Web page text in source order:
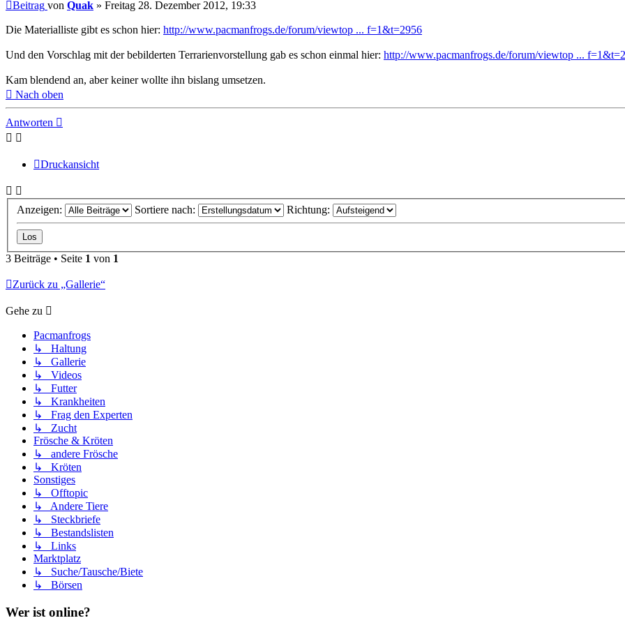
Beitrag von Quak » Freitag 28. Dezember 2012, 19:33
Die Materialliste gibt es schon hier: http://www.pacmanfrogs.de/forum/viewtop ... f=1&t=2956
Und den Vorschlag mit der bebilderten Terrarienvorstellung gab es schon einmal hier: http://www.pacmanfrogs.de/forum/viewtop ...
Kam blendend an, aber keiner wollte ihn bislang umsetzen.
Nach oben
Antworten
Druckansicht
Anzeigen: Sortiere nach: Richtung:
3 Beiträge • Seite 1 von 1
Zurück zu „Gallerie“
Gehe zu
Pacmanfrogs
↳ Haltung
↳ Gallerie
↳ Videos
↳ Futter
↳ Krankheiten
↳ Frag den Experten
↳ Zucht
Frösche & Kröten
↳ andere Frösche
↳ Kröten
Sonstiges
↳ Offtopic
↳ Andere Tiere
↳ Steckbriefe
↳ Bestandslisten
↳ Links
Marktplatz
↳ Suche/Tausche/Biete
↳ Börsen
Wer ist online?